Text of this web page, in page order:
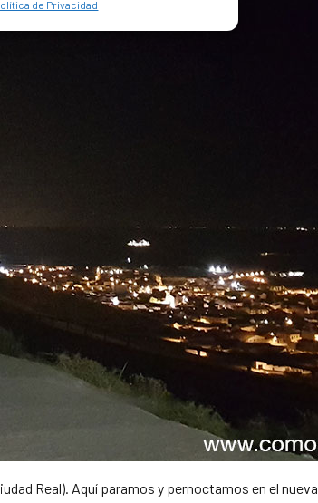
de Privacidad
Real). Aquí paramos y pernoctamos en el nueva